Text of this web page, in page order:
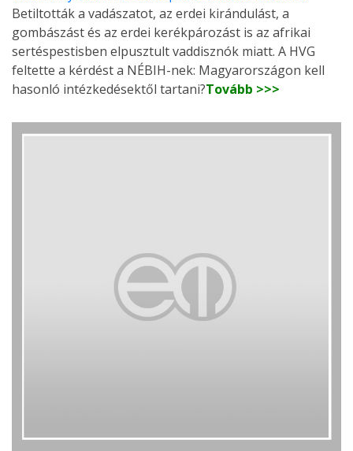
Betiltották a vadászatot, az erdei kirándulást, a
gombászást és az erdei kerékpározást is az afrikai
sertéspestisben elpusztult vaddisznók miatt. A HVG
feltette a kérdést a NÉBIH-nek: Magyarországon kell
hasonló intézkedésektől tartani?Tovább >>>